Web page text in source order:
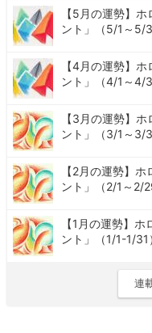
【5月の運勢】
ント」（5/1～5/
【4月の運勢】
ント」（4/1～4/
【3月の運勢】
ント」（3/1～3/
【2月の運勢】
ント」（2/1～2/
【1月の運勢】
ント」（1/1-1/31
連